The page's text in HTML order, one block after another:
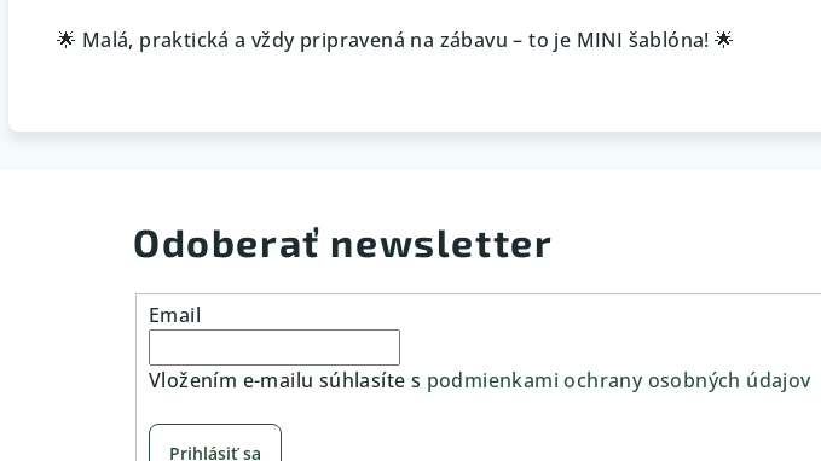
🌟 Malá, praktická a vždy pripravená na zábavu – to je MINI šablóna! 🌟
Odoberať newsletter
Email
Vložením e-mailu súhlasíte s podmienkami ochrany osobných údajov
Prihlásiť sa